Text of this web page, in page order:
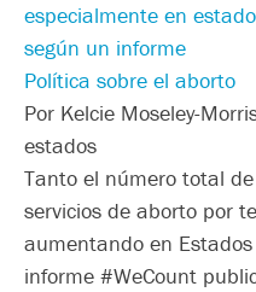
especialmente en
según un informe
Política sobre el aborto
Por Kelcie Moseley-
estados
Tanto el número total
servicios de aborto por
aumentando en
informe #WeCount